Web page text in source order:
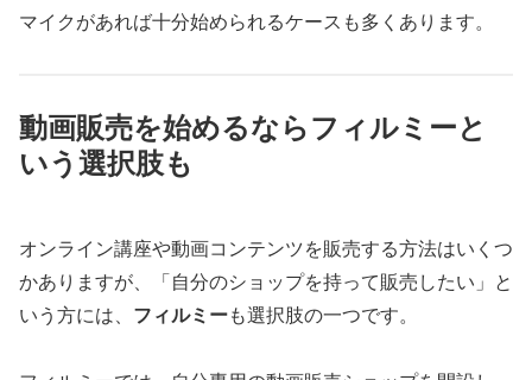
マイクがあれば十分始められるケースも多くあります。
動画販売を始めるならフィルミーと
いう選択肢も
オンライン講座や動画コンテンツを販売する方法はいくつ
かありますが、「自分のショップを持って販売したい」と
いう方には、 フィルミーも選択肢の一つです。